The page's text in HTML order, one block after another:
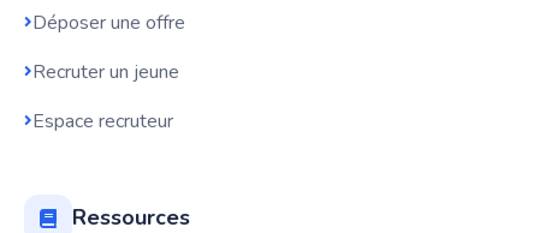
Déposer une offre
Recruter un jeune
Espace recruteur
Ressources